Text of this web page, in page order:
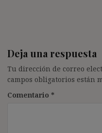
Deja una respuesta
Tu dirección de correo
campos obligatorios están
Comentario *